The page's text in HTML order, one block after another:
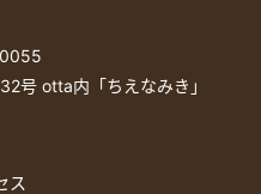
号 otta内「ちえなみき」
ス